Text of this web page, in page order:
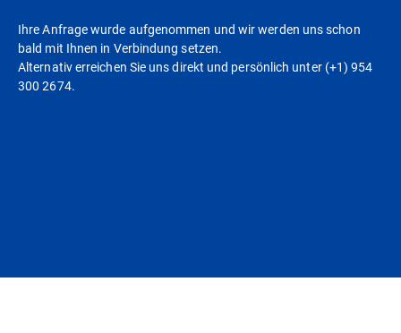
Ihre Anfrage wurde aufgenommen und wir werden uns schon
bald mit Ihnen in Verbindung setzen.
Alternativ erreichen Sie uns direkt und persönlich unter (+1) 954
300 2674.